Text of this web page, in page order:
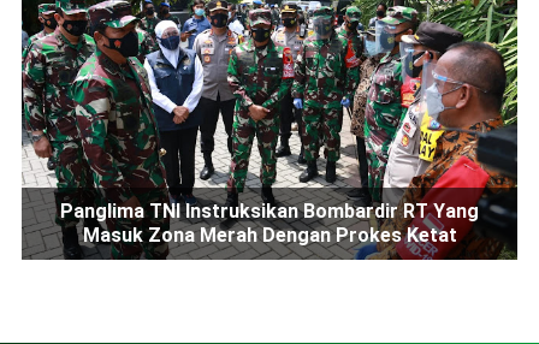
Panglima TNI Instruksikan Bombardir RT Yang
Masuk Zona Merah Dengan Prokes Ketat